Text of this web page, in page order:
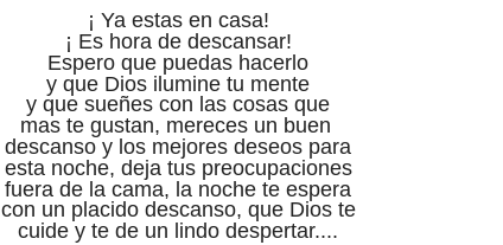
¡ Ya estas en casa!
¡ Es hora de descansar!
Espero que puedas hacerlo
y que Dios ilumine tu mente
y que sueñes con las cosas que
mas te gustan, mereces un buen
descanso y los mejores deseos para
esta noche, deja tus preocupaciones
fuera de la cama, la noche te espera
con un placido descanso, que Dios te
cuide y te de un lindo despertar....